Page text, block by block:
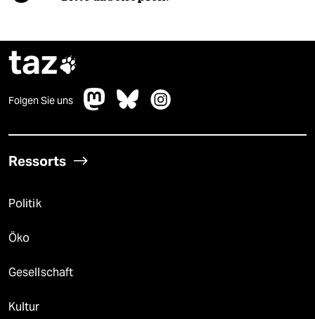
taz
Folgen Sie uns
Ressorts
Politik
Öko
Gesellschaft
Kultur